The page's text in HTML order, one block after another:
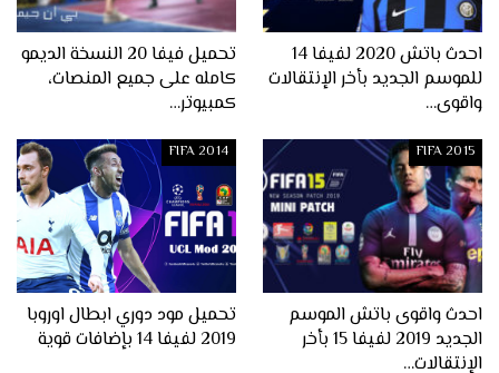
احدث باتش 2020 لفيفا 14
للموسم الجديد بأخر الإنتقالات
واقوى…
تحميل فيفا 20 النسخة الديمو
كامله على جميع المنصات،
كمبيوتر…
FIFA 2015
احدث واقوى باتش الموسم
الجديد 2019 لفيفا 15 بأخر
الإنتقالات…
FIFA 2014
تحميل مود دوري ابطال اوروبا
2019 لفيفا 14 بإضافات قوية